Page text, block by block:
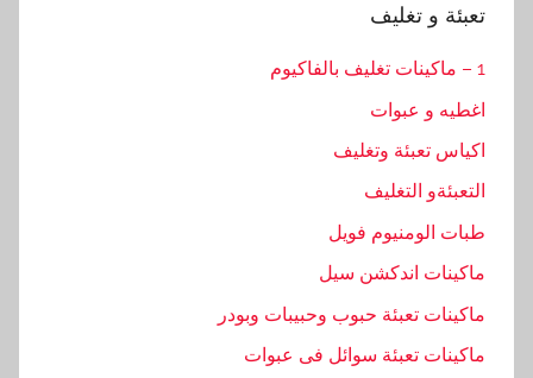
تعبئة و تغليف
1 – ماكينات تغليف بالفاكيوم
اغطيه و عبوات
اكياس تعبئة وتغليف
التعبئةو التغليف
طبات الومنيوم فويل
ماكينات اندكشن سيل
ماكينات تعبئة حبوب وحبيبات وبودر
ماكينات تعبئة سوائل فى عبوات